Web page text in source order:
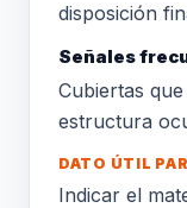
disposición
Señales
Cubiertas
estructura
DATO ÚTIL
Indicar el